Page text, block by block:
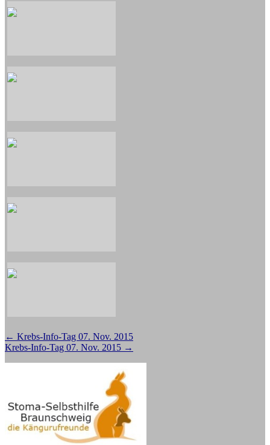
Beitragsnavigation
← Krebs-Info-Tag 07. Nov. 2015
Krebs-Info-Tag 07. Nov. 2015 →